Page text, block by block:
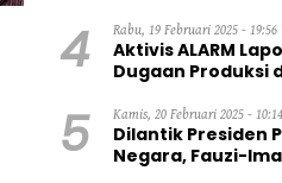
4 Rabu, 19 Februari 2025 - 19:56
Aktivis ALARM
Dugaan Produksi
5 Kamis, 20 Februari 2025 -
Dilantik Presiden
Negara, Fauzi-